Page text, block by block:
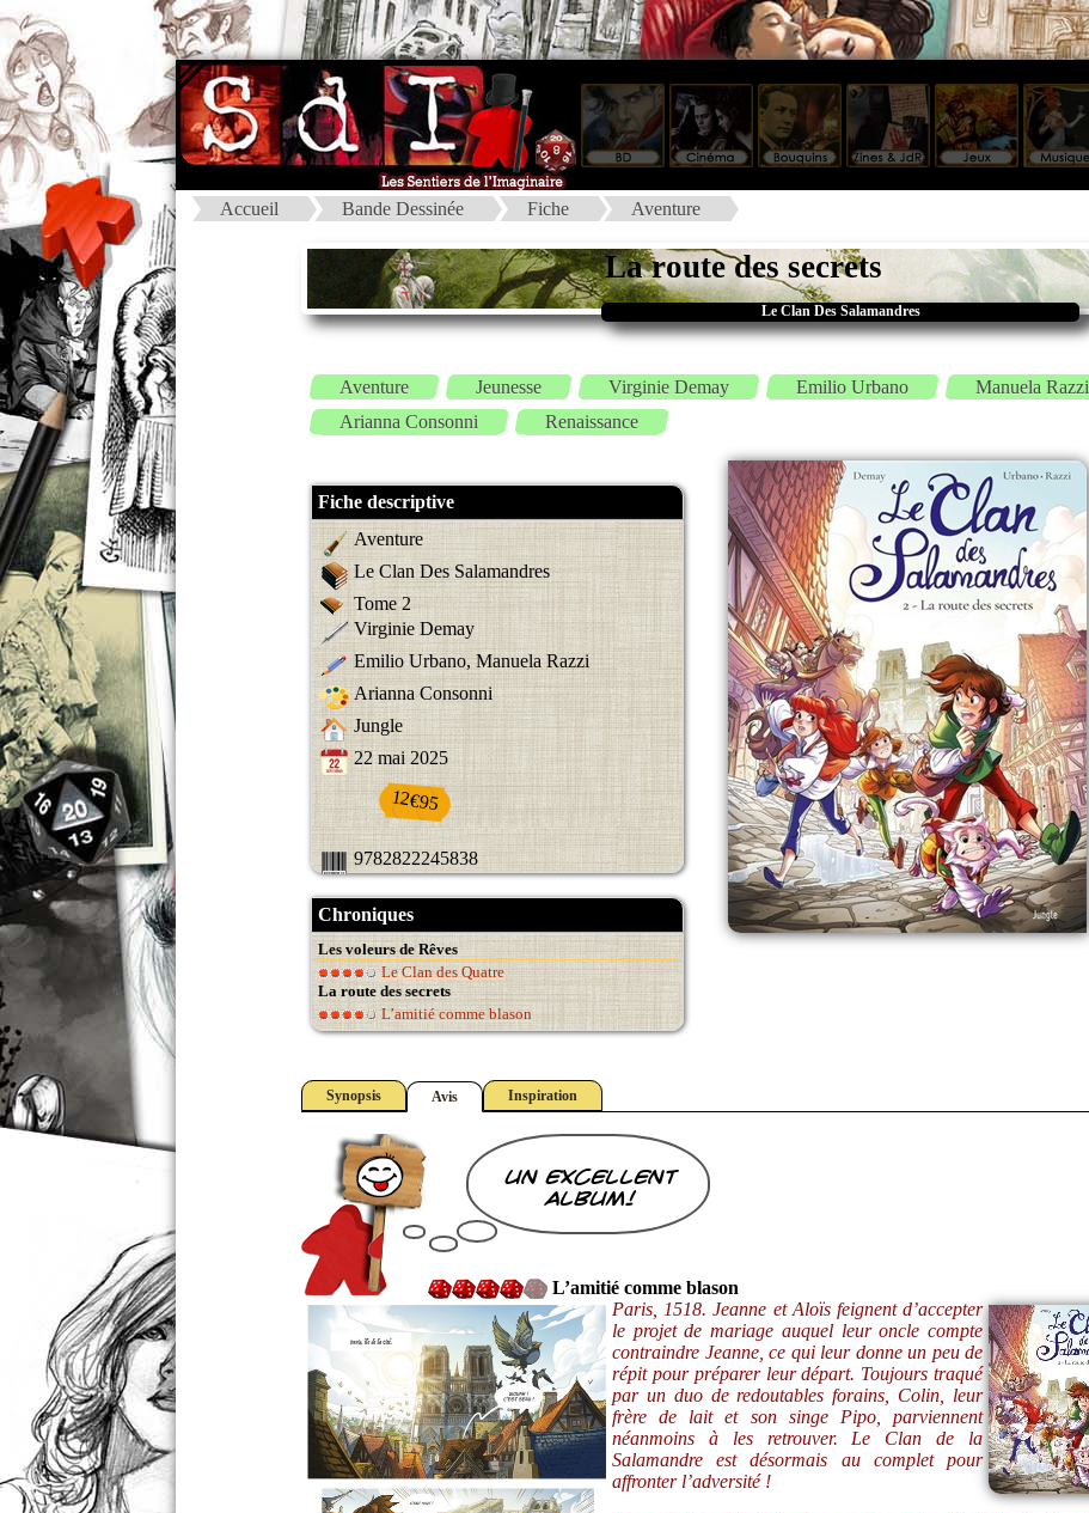
Accueil Bande Dessinée Fiche Aventure
La route des secrets
Le Clan Des Salamandres
Aventure Jeunesse Virginie Demay Emilio Urbano
Manuela Razzi
Arianna Consonni
Renaissance
Fiche descriptive
Aventure
Le Clan Des Salamandres
Tome 2
Virginie Demay
Emilio Urbano, Manuela Razzi
Arianna Consonni
Jungle
22 mai 2025
12€95
9782822245838
Chroniques
Les voleurs de Rêves
Le Clan des Quatre
La route des secrets
L’amitié comme blason
Synopsis Avis Inspiration
un excellent
album!
L’amitié comme blason
Paris, 1518. Jeanne et Aloïs feignent d’accepter
le projet de mariage auquel leur oncle compte
contraindre Jeanne, ce qui leur donne un peu de
répit pour préparer leur départ. Toujours traqué
par un duo de redoutables forains, Colin, leur
frère de lait et son singe Pipo, parviennent
néanmoins à les retrouver. Le Clan de la
Salamandre est désormais au complet pour
affronter l’adversité !